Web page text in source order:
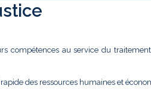
compétences au service du
des ressources humaines et